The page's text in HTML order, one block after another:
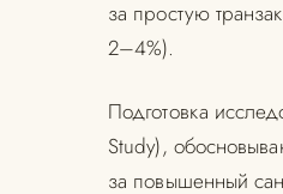
за простую
2–4%).
Подготовка
Study),
за повышенный